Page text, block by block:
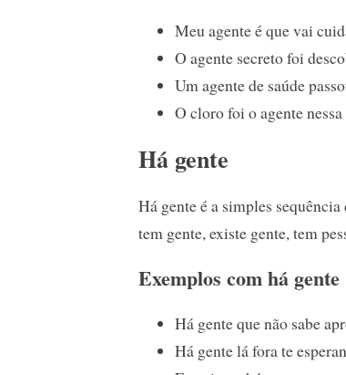
Meu agente é que vai
O agente secreto foi
Um agente de saúde
O cloro foi o agente
Há gente
Há gente é a simples
tem gente, existe gente, tem
Exemplos com há gente
Há gente que não sabe
Há gente lá fora te